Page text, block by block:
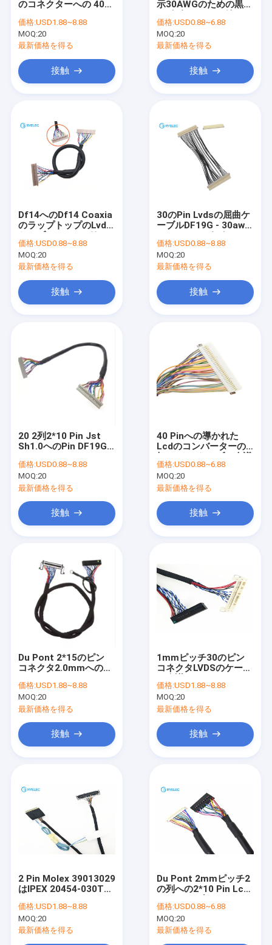
平らなリボン・ケーブル アセンブリ
送電線アセンブリ
マイクロ同軸ケーブル
JST ワイヤーハーネス
ネットワークのパッチ・コード
Molexのケーブル会議
電気配線用ハーネス
usbのデータ ケーブル
アンテナ
のコネクターへの 40
LVDSのケーブル会議
価格:USD1.88~8.88
MOQ:20
最新価格を得る
接触
示30AWGのための黒
LVDSのケーブル会議
価格:USD0.88~6.88
MOQ:20
最新価格を得る
接触
Df14へのDf14 Coaxia
のラップトップのLvds
コンの航空機のための
20 Pin
価格:USD0.88~8.88
MOQ:20
最新価格を得る
接触
30のPin Lvdsの屈曲ケ
ーブルDF19G - 30awg
DF19G-30Sへの30S
1.0mmピッチ
価格:USD0.88~8.88
MOQ:20
最新価格を得る
接触
20 2列2*10 Pin Jst
Sh1.0へのPin DF19G-
1.0mm Lvdsの表示ケ
ーブル
価格:USD0.88~8.88
MOQ:20
最新価格を得る
接触
40 Pinへの導かれた
Lcdのコンバーターの
の 30 Pinのプラグ
DF13-40DP
価格:USD0.88~6.88
MOQ:20
最新価格を得る
接触
Du Pont 2*15のピン
コネクタ2.0mmへの
の表示ケーブル30 Pin
1.0mm
価格:USD1.88~8.88
MOQ:20
最新価格を得る
接触
1mmピッチ30のピン
コネクタLVDSのケーブ
X30HL --を取り替えま
す
価格:USD1.88~8.88
MOQ:20
最新価格を得る
接触
2 Pin Molex 39013029
はIPEX 20454-030Tに
エースを50399-04071
導きました
価格:USD1.88~8.88
MOQ:20
最新価格を得る
Du Pont 2mmピッチ2
の列への2*10 Pin Lcd
DF19G-20S-1C 20 Pin
のひだターミナル
価格:USD0.88~6.88
MOQ:20
最新価格を得る